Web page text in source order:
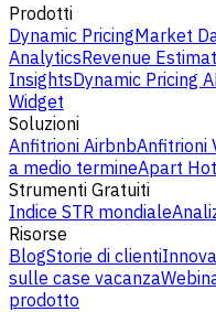
Prodotti
Dynamic PricingMarket
AnalyticsRevenue
InsightsDynamic Pricing
Widget
Soluzioni
Anfitrioni AirbnbAnfitrioni
a medio termineApart
Strumenti Gratuiti
Indice STR mondiale
Risorse
BlogStorie di clienti
sulle case vacanza
prodotto